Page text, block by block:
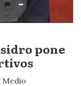
pone
Medio